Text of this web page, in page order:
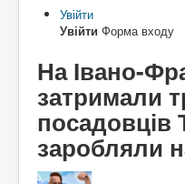
Відео
Додати блог
Наболіле
Роздуми за
Різне
ПорадникЯк
сучасний"
Галичфест
Контакти
Увійти
Увійти Форма входу
На Івано-
затримали
посадовців
заробляли